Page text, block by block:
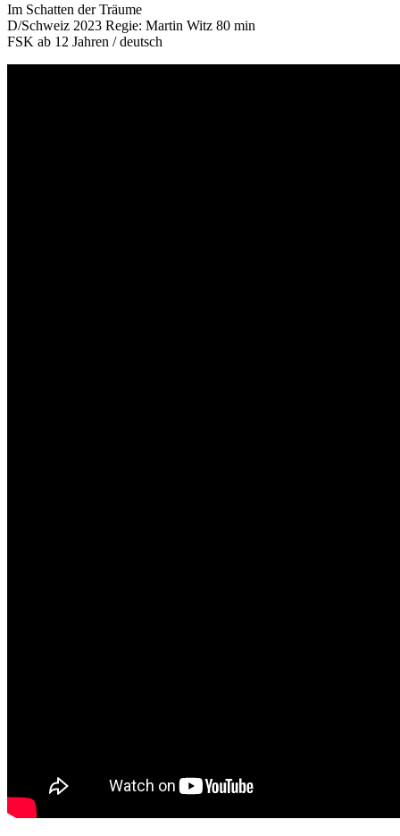
Im Schatten der Träume
D/Schweiz 2023 Regie: Martin Witz 80 min
FSK ab 12 Jahren / deutsch